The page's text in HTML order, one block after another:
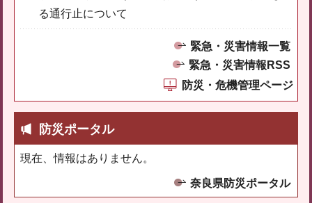
る通行止について
緊急・災害情報一覧
緊急・災害情報RSS
防災・危機管理ページ
防災ポータル
現在、情報はありません。
奈良県防災ポータル